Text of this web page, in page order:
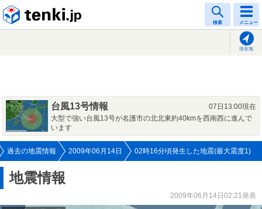
検索 メニュー
現在地
台風13号情報
07日13:00現在
大型で強い台風13号が名護市の北北東約40kmを西南西に進んで
います
過去の地震情報 2009年06月14日 02時16分頃発生した地震(最大震度1)
地震情報
2009年06月14日02:21発表